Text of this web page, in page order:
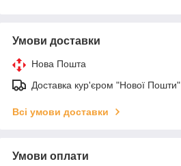
Умови доставки
Нова Пошта
Доставка кур'єром "Нової Пошти"
Всі умови доставки
Умови оплати